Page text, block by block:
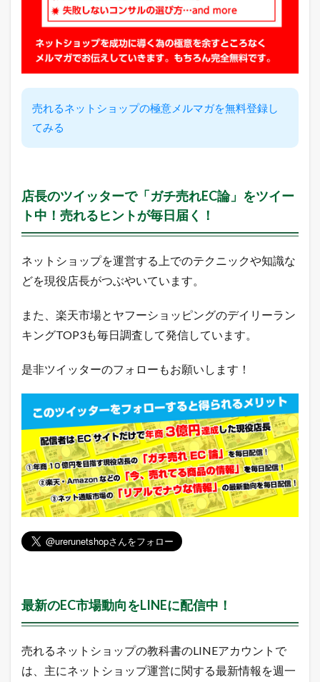
市
場
と
ヤ
フ
ー
シ
ョ
の
売
れ
2.1
楽
総
デ
イ
ラ
ン
キ
ン
グ
2.2
ヤ
フ
シ
ョ
グ
筋
ラ
ン
売れるネットショップの極意メルマガを無料登録し
てみる
店長のツイッターで「ガチ売れEC論」をツイー
ト中！売れるヒントが毎日届く！
ネットショップを運営する上でのテクニックや知識な
どを現役店長がつぶやいています。
また、楽天市場とヤフーショッピングのデイリーラン
キングTOP3も毎日調査して発信しています。
是非ツイッターのフォローもお願いします！
最新のEC市場動向をLINEに配信中！
売れるネットショップの教科書のLINEアカウントで
は、主にネットショップ運営に関する最新情報を週一